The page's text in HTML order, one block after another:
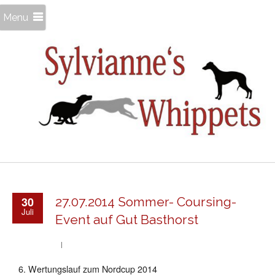
Menu
30
Juli
27.07.2014 Sommer- Coursing-
Event auf Gut Basthorst
6. Wertungslauf zum Nordcup 2014